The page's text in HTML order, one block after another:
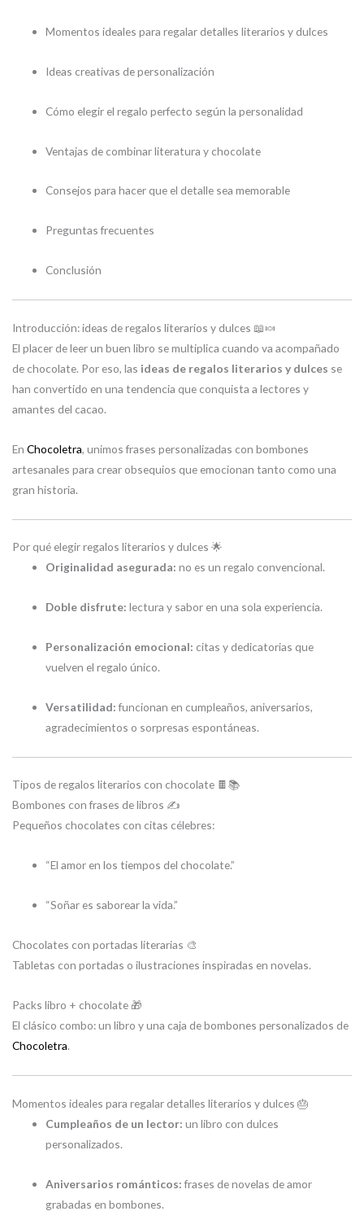
Momentos ideales para regalar detalles literarios y dulces
Ideas creativas de personalización
Cómo elegir el regalo perfecto según la personalidad
Ventajas de combinar literatura y chocolate
Consejos para hacer que el detalle sea memorable
Preguntas frecuentes
Conclusión
Introducción: ideas de regalos literarios y dulces 📖🍬
El placer de leer un buen libro se multiplica cuando va acompañado
de chocolate. Por eso, las ideas de regalos literarios y dulces se
han convertido en una tendencia que conquista a lectores y
amantes del cacao.
En Chocoletra, unimos frases personalizadas con bombones
artesanales para crear obsequios que emocionan tanto como una
gran historia.
Por qué elegir regalos literarios y dulces 🌟
Originalidad asegurada: no es un regalo convencional.
Doble disfrute: lectura y sabor en una sola experiencia.
Personalización emocional: citas y dedicatorias que
vuelven el regalo único.
Versatilidad:funcionan en cumpleaños, aniversarios,
agradecimientos o sorpresas espontáneas.
Tipos de regalos literarios con chocolate 🍫📚
Bombones con frases de libros ✍️
Pequeños chocolates con citas célebres:
“El amor en los tiempos del chocolate.”
“Soñar es saborear la vida.”
Chocolates con portadas literarias 🎨
Tabletas con portadas o ilustraciones inspiradas en novelas.
Packs libro + chocolate 🎁
El clásico combo: un libro y una caja de bombones personalizados de
Chocoletra.
Momentos ideales para regalar detalles literarios y dulces 🎂
Cumpleaños de un lector: un libro con dulces
personalizados.
Aniversarios románticos:frases de novelas de amor
grabadas en bombones.